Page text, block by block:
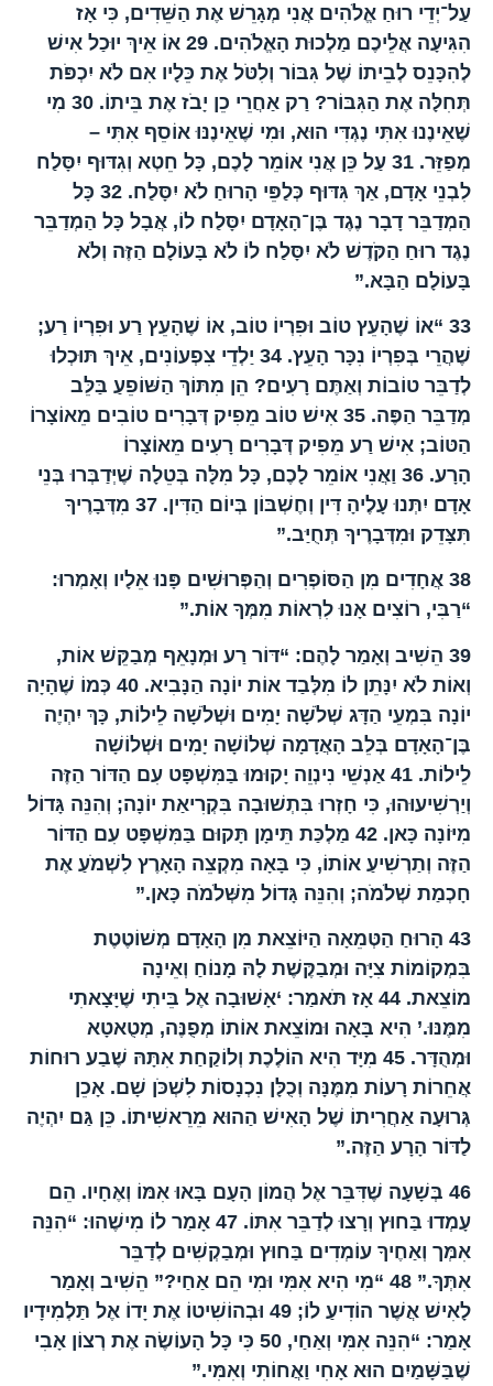
עַל־יְדֵי רוּחַ אֱלֹהִים אֲנִי מְגָרֵשׁ אֶת הַשֵּׁדִים, כִּי אָז
הִגִּיעָה אֲלֵיכֶם מַלְכוּת הָאֱלֹהִים. 29 אוֹ אֵיךְ יוּכַל אִישׁ
לְהִכָּנֵס לְבֵיתוֹ שֶׁל גִּבּוֹר וְלִטֹּל אֶת כֵּלָיו אִם לֹא יִכְפֹּת
תְּחִלָּה אֶת הַגִּבּוֹר? רַק אַחֲרֵי כֵן יָבֹז אֶת בֵּיתוֹ. 30 מִי
שֶׁאֵינֶנוּ אִתִּי נֶגְדִּי הוּא, וּמִי שֶׁאֵינֶנּוּ אוֹסֵף אִתִּי –
מְפַזֵּר. 31 עַל כֵּן אֲנִי אוֹמֵר לָכֶם, כָּל חֵטְא וְגִדּוּף יִסָּלַח
לִבְנֵי אָדָם, אַךְ גִּדּוּף כְּלַפֵּי הָרוּחַ לֹא יִסָּלַח. 32 כָּל
הַמְדַבֵּר דָבָר נֶגֶד בֶּן־הָאָדָם יִסָּלַח לוֹ, אֲבָל כָּל הַמְדַבֵּר
נֶגֶד רוּחַ הַקֹּדֶשׁ לֹא יִסָּלַח לוֹ לֹא בָּעוֹלָם הַזֶּה וְלֹא
בָּעוֹלָם הַבָּא.”
33 “אוֹ שֶׁהָעֵץ טוֹב וּפִרְיוֹ טוֹב, אוֹ שֶׁהָעֵץ רַע וּפִרְיוֹ רַע;
שֶׁהֲרֵי בְּפִרְיוֹ נִכָּר הָעֵץ. 34 יַלְדֵי צִפְעוֹנִים, אֵיךְ תּוּכְלוּ
לְדַבֵּר טוֹבוֹת וְאַתֶּם רָעִים? הֵן מִתּוֹךְ הַשּׁוֹפֵעַ בַּלֵּב
מְדַבֵּר הַפֶּה. 35 אִישׁ טוֹב מֵפִיק דְּבָרִים טוֹבִים מֵאוֹצָרוֹ
הַטּוֹב; אִישׁ רַע מֵפִיק דְּבָרִים רָעִים מֵאוֹצָרוֹ
הָרָע. 36 וַאֲנִי אוֹמֵר לָכֶם, כָּל מִלָּה בְּטֵלָה שֶׁיְּדַבְּרוּ בְּנֵי
אָדָם יִתְּנוּ עָלֶיהָ דִּין וְחֶשְׁבּוֹן בְּיוֹם הַדִּין. 37 מִדְּבָרֶיךָ
תִּצָּדֵק וּמִדְּבָרֶיךָ תְּחֻיַּב.”
38 אֲחָדִים מִן הַסּוֹפְרִים וְהַפְּרוּשִׁים פָּנוּ אֵלָיו וְאָמְרוּ:
“רַבִּי, רוֹצִים אָנוּ לִרְאוֹת מִמְּךָ אוֹת.”
39 הֵשִׁיב וְאָמַר לָהֶם: “דּוֹר רַע וּמְנָאֵף מְבַקֵּשׁ אוֹת,
וְאוֹת לֹא יִנָּתֵן לוֹ מִלְּבַד אוֹת יוֹנָה הַנָּבִיא. 40 כְּמוֹ שֶׁהָיָה
יוֹנָה בִּמְעֵי הַדָּג שְׁלֹשָׁה יָמִים וּשְׁלֹשָׁה לֵילוֹת, כָּךְ יִהְיֶה
בֶּן־הָאָדָם בְּלֵב הָאֲדָמָה שְׁלוֹשָׁה יָמִים וּשְׁלוֹשָׁה
לֵילוֹת. 41 אַנְשֵׁי נִינְוֵה יָקוּמוּ בַּמִּשְׁפָּט עִם הַדּוֹר הַזֶּה
וְיַרְשִׁיעוּהוּ, כִּי חָזְרוּ בִּתְשׁוּבָה בִּקְרִיאַת יוֹנָה; וְהִנֵּה גָּדוֹל
מִיּוֹנָה כָּאן. 42 מַלְכַּת תֵּימָן תָּקוּם בַּמִּשְׁפָּט עִם הַדּוֹר
הַזֶּה וְתַרְשִׁיעַ אוֹתוֹ, כִּי בָּאָה מִקְצֵה הָאָרֶץ לִשְׁמֹעַ אֶת
חָכְמַת שְׁלֹמֹה; וְהִנֵּה גָּדוֹל מִשְּׁלֹמֹה כָּאן.”
43 הָרוּחַ הַטְּמֵאָה הַיּוֹצֵאת מִן הָאָדָם מְשׁוֹטֶטֶת
בִּמְקוֹמוֹת צִיָּה וּמְבַקֶּשֶׁת לָהּ מָנוֹחַ וְאֵינָה
מוֹצֵאת. 44 אָז תֹּאמַר: ‘אָשׁוּבָה אֶל בֵּיתִי שֶׁיָּצָאתִי
מִמֶּנּוּ.’ הִיא בָּאָה וּמוֹצֵאת אוֹתוֹ מְפֻנֶּה, מְטֻאטָא
וּמְהֻדָּר. 45 מִיָּד הִיא הוֹלֶכֶת וְלוֹקַחַת אִתָּהּ שֶׁבַע רוּחוֹת
אֲחֵרוֹת רָעוֹת מִמֶּנָּה וְכֻלָּן נִכְנָסוֹת לִשְׁכֹּן שָׁם. אָכֵן
גְּרוּעָה אַחֲרִיתוֹ שֶׁל הָאִישׁ הַהוּא מֵרֵאשִׁיתוֹ. כֵּן גַּם יִהְיֶה
לַדּוֹר הָרָע הַזֶּה.”
46 בְּשָׁעָה שֶׁדִּבֵּר אֶל הֲמוֹן הָעָם בָּאוּ אִמּוֹ וְאֶחָיו. הֵם
עָמְדוּ בַּחוּץ וְרָצוּ לְדַבֵּר אִתּוֹ. 47 אָמַר לוֹ מִישֶׁהוּ: “הִנֵּה
אִמְּך וְאַחֶיךָ עוֹמְדִים בַּחוּץ וּמְבַקְשִׁים לְדַבֵּר
אִתְּךָ.” 48 “מִי הִיא אִמִּי וּמִי הֵם אַחַי?” הֵשִׁיב וְאָמַר
לָאִישׁ אֲשֶׁר הוֹדִיעַ לוֹ; 49 וּבְהוֹשִׁיטוֹ אֶת יָדוֹ אֶל תַּלְמִידָיו
אָמַר: “הִנֵּה אִמִּי וְאַחַי, 50 כִּי כָּל הָעוֹשֶׂה אֶת רְצוֹן אָבִי
שֶׁבַּשָּׁמַיִם הוּא אָחִי וַאֲחוֹתִי וְאִמִּי.”